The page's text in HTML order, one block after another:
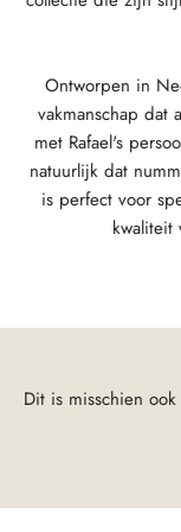
Ontworpen in
vakmanschap dat
met Rafael's
natuurlijk dat
is perfect voor
kwaliteit